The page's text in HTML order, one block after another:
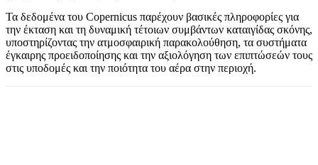
Τα δεδομένα του Copernicus παρέχουν βασικές πληροφορίες για
την έκταση και τη δυναμική τέτοιων συμβάντων καταιγίδας σκόνης,
υποστηρίζοντας την ατμοσφαιρική παρακολούθηση, τα συστήματα
έγκαιρης προειδοποίησης και την αξιολόγηση των επιπτώσεών τους
στις υποδομές και την ποιότητα του αέρα στην περιοχή.